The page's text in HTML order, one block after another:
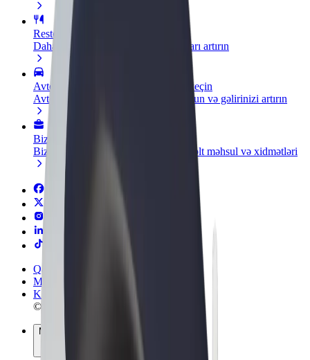
Restoran və ya mağaza əlavə edin
Daha çox müştəri cəlb edin və satışları artırın
Avtopark sahibi kimi qeydiyyatdan keçin
Avtoparkınızı Bolt platformasına qoşun və gəlirinizi artırın
Biznes üçün Bolt
Biznesiniz üçün miqyaslandırılmış Bolt məhsul və xidmətləri
Qaydalar və Şərtlər
Məxfilik
Kukilər
© 2026 Bolt Technology OÜ
Məhsullar